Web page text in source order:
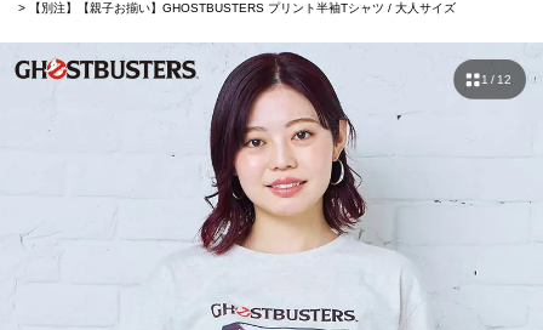
【別注】【親子お揃い】GHOSTBUSTERS プリント半袖Tシャツ / 大人サイズ
1 / 12